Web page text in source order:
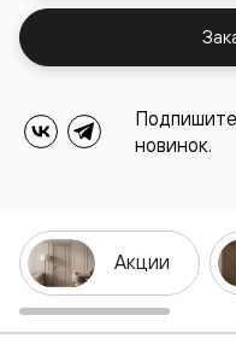
новинок.
Акции